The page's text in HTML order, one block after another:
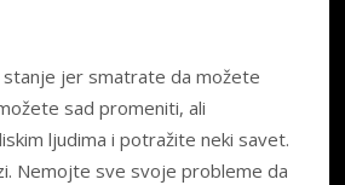
stanje jer smatrate da možete
sad promeniti, ali
ljudima i potražite neki savet.
Nemojte sve svoje probleme da